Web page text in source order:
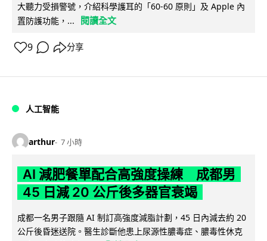
大聽力受損警號，介紹科學護耳的「60-60 原則」及 Apple 內
置防護功能，...
閱讀全文
9 分享
人工智能
arthur 7 小時
AI 減肥餐單配合高強度操練 成都男
45 日減 20 公斤後多器官衰竭
成都一名男子跟隨 AI 制訂高強度減脂計劃，45 日內減去約 20
公斤後昏迷送院。醫生診斷他患上尿源性膿毒症、膿毒性休克